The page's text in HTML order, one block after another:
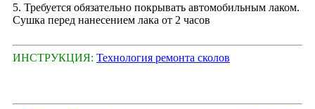
5. Требуется обязательно покрывать автомобильным лаком.
Сушка перед нанесением лака от 2 часов
ИНСТРУКЦИЯ: Технология ремонта сколов